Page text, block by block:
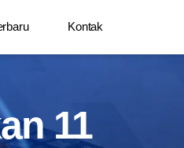
Kontak
11